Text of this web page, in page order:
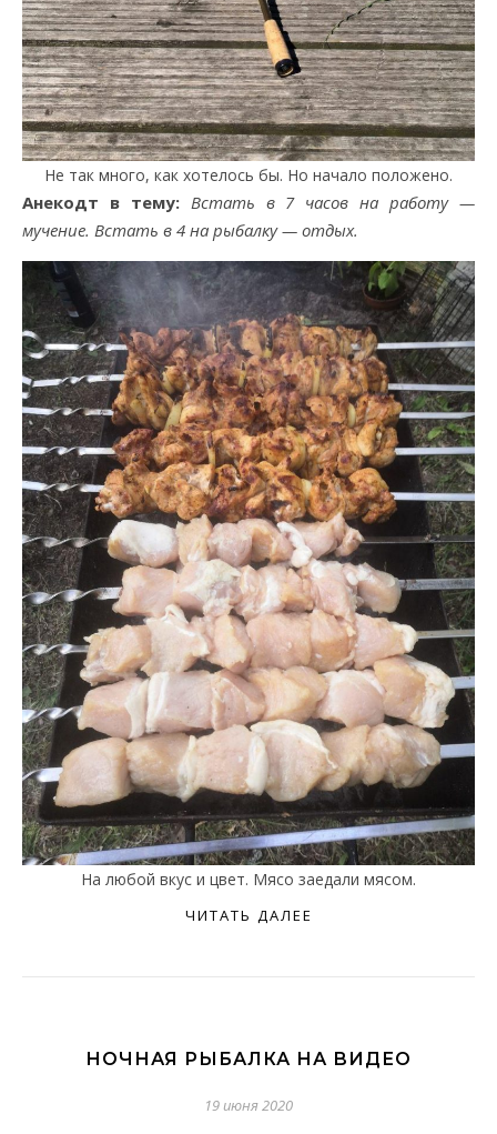
Не так много, как хотелось бы. Но начало положено.
Анекодт в тему: Встать в 7 часов на работу —
мучение. Встать в 4 на рыбалку — отдых.
На любой вкус и цвет. Мясо заедали мясом.
ЧИТАТЬ ДАЛЕЕ
НОЧНАЯ РЫБАЛКА НА ВИДЕО
19 июня 2020